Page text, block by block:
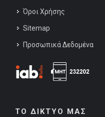
Όροι Χρήσης
Sitemap
Προσωπικά Δεδομένα
ΤΟ ΔΙΚΤΥΟ ΜΑΣ